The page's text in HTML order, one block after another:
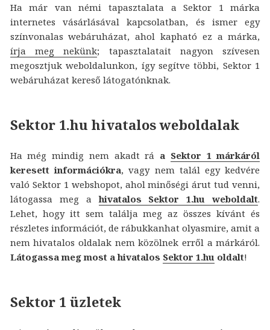
Ha már van némi tapasztalata a Sektor 1 márka
internetes vásárlásával kapcsolatban, és ismer egy
színvonalas webáruházat, ahol kapható ez a márka,
írja meg nekünk; tapasztalatait nagyon szívesen
megosztjuk weboldalunkon, így segítve többi, Sektor 1
webáruházat kereső látogatónknak.
Sektor 1.hu hivatalos weboldalak
Ha még mindig nem akadt rá a Sektor 1 márkáról
keresett információkra, vagy nem talál egy kedvére
való Sektor 1 webshopot, ahol minőségi árut tud venni,
látogassa meg ahivatalos Sektor 1.hu weboldalt.
Lehet, hogy itt sem találja meg az összes kívánt és
részletes információt, de rábukkanhat olyasmire, amit a
nem hivatalos oldalak nem közölnek erről a márkáról.
Látogassa meg most a hivatalos Sektor 1.hu oldalt!
Sektor 1 üzletek